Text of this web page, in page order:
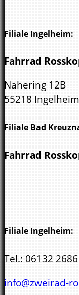
Filiale Ingelheim:
Fahrrad
Nahering 12B
55218 Ingelheim
Filiale Bad
Fahrrad
Filiale Ingelheim:
Tel.: 06132 2686
info@zweirad-